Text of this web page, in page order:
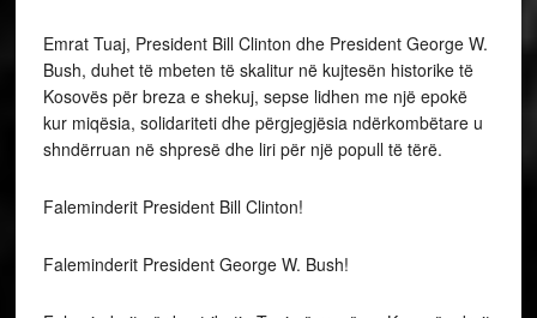
Emrat Tuaj, President Bill Clinton dhe President George W.
Bush, duhet të mbeten të skalitur në kujtesën historike të
Kosovës për breza e shekuj, sepse lidhen me një epokë
kur miqësia, solidariteti dhe përgjegjësia ndërkombëtare u
shndërruan në shpresë dhe liri për një popull të tërë.
Faleminderit President Bill Clinton!
Faleminderit President George W. Bush!